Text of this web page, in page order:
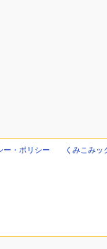
ー・ポリシー くみこみッ